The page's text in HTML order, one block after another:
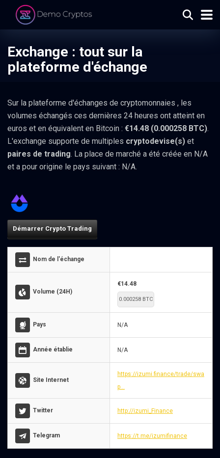
Exchange : tout sur la
plateforme d'échange
Sur la plateforme d'échanges de cryptomonnaies , les
volumes échangés ces dernières 24 heures ont atteint en
euros et en équivalent en Bitcoin : €14.48 (0.000258 BTC).
L'exchange supporte de multiples cryptodevise(s) et
paires de trading. La place de marché a été créée en N/A
et a pour origine le pays suivant : N/A.
Démarrer Crypto Trading
Nom de l'échange
Volume (24H)
€14.48
0.000258 BTC
Pays N/A
Année établie N/A
Site Internet
https://izumi.finance/trade/swa
p...
Twitter http://izumi_Finance
Telegram https://t.me/izumifinance